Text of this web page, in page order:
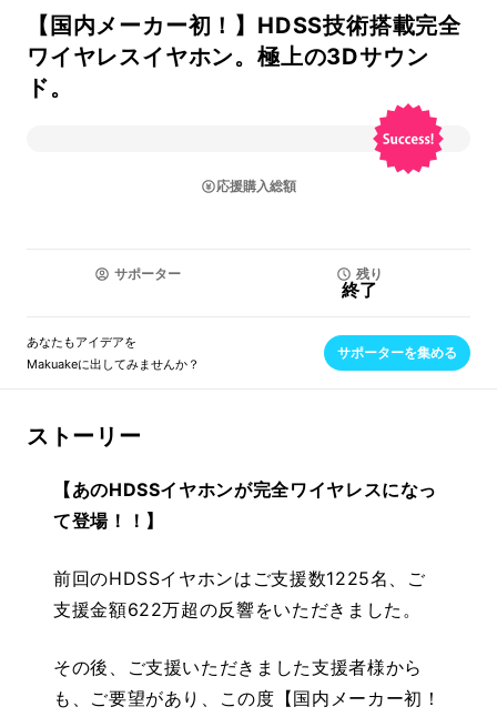
【国内メーカー初！】HDSS技術搭載完全
ワイヤレスイヤホン。極上の3Dサウン
ド。
応援購入総額
サポーター 残り
終了
あなたもアイデアを
Makuakeに出してみませんか？
サポーターを集める
ストーリー
【あのHDSSイヤホンが完全ワイヤレスになっ
て登場！！】
前回のHDSSイヤホンはご支援数1225名、ご
支援金額622万超の反響をいただきました。
その後、ご支援いただきました支援者様から
も、ご要望があり、この度【国内メーカー初！